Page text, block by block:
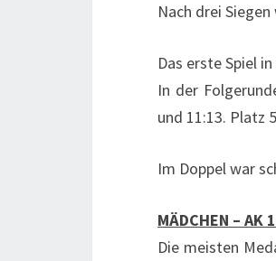
Nach drei
Das erste Spiel
In der
und 11:13. Platz
Im Doppel war
MÄDCHEN – AK
Die meisten